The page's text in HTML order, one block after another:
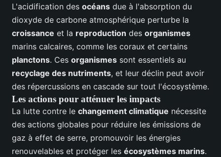
L'acidification des océans due à l'absorption du
dioxyde de carbone atmosphérique perturbe la
croissance et la reproduction des organismes
marins calcaires, comme les coraux et certains
planctons. Ces organismes sont essentiels au
recyclage des nutriments, et leur déclin peut avoir
des répercussions en cascade sur tout l'écosystème.
Les actions pour atténuer les impacts
La lutte contre le changement climatique nécessite
des actions globales pour réduire les émissions de
gaz à effet de serre, promouvoir les énergies
renouvelables et protéger les écosystèmes marins.